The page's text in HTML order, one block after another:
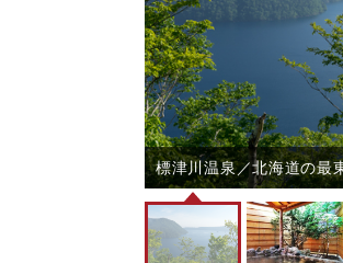
標津川温泉／北海道の最